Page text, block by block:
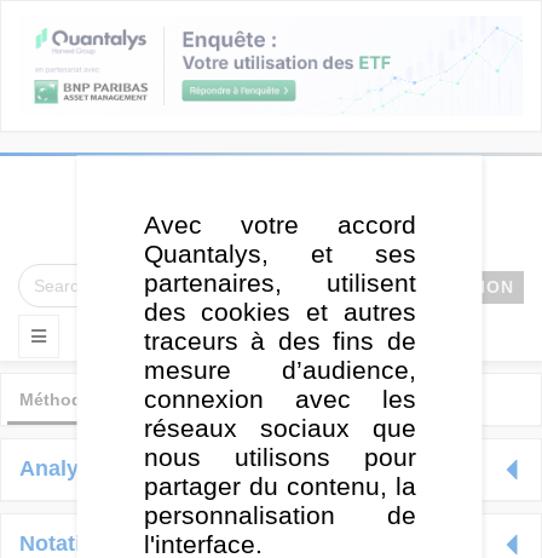
CONNEXION
Méthodologie Videos formations Glossaire
Analyse de Fonds
Notation Quantalys
Avec votre accord
Quantalys, et ses
partenaires, utilisent
des cookies et autres
traceurs à des fins de
mesure d’audience,
connexion avec les
réseaux sociaux que
nous utilisons pour
partager du contenu, la
personnalisation de
l'interface.